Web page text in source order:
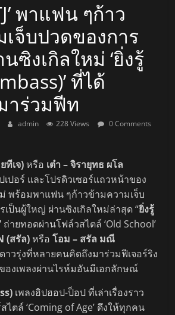
พาแฟน ๆก้าว
จ็บปวดของการ
ซิงเกิลใหม่ ‘ยิ่งรู้
ที่ได้
มาร่วมฟีท
admin 228 Views
0 Comments
ทีเจ) หรือ เต๋า – จิรายุทธ ผโล
ปอร์ และโปรดิวเซอร์แถวหน้าของ
พร้อมพาแฟน ๆก้าวข้ามความเจ็บ
เป็นผู้ใหญ่ ผ่านซิงเกิลใหม่ล่าสุด “ยิ่งรู้
ถ่ายทอดผ่านโฟล์วสไตล์ ‘Old School’
(สรัล) หรือโอม – สรัล มณี
วรุ่งที่หลายคนคิดถึงมาร่วมฟีเจอร์ริง
องเพลงผ่านไรห์มอันมีเอกลักษณ์
เพลงฮิปฮอป-ป็อป ที่เล่าเรื่องราว
ตล์ ‘Coming of Age’ ดึงให้ทุกคน